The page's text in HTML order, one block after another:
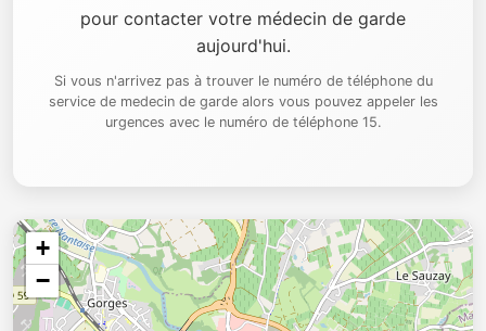
pour contacter votre médecin de garde
aujourd'hui.
Si vous n'arrivez pas à trouver le numéro de téléphone du
service de medecin de garde alors vous pouvez appeler les
urgences avec le numéro de téléphone 15.
+
−